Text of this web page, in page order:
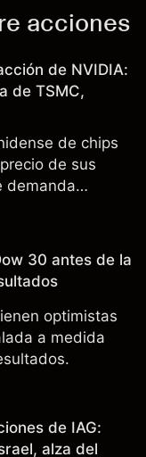
acciones
de NVIDIA:
de TSMC,
de chips
de sus
demanda
récord
las ventas
30 antes de la
optimistas
a medida
de IAG:
alza del